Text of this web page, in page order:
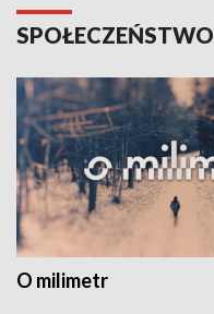
SPOŁECZEŃSTWO
O milimetr